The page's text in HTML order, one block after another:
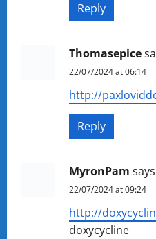
n
Reply
Thomasepice
22/07/2024 at 06:14
http://
Reply
MyronPam
22/07/2024 at 09:24
http://
doxycycline